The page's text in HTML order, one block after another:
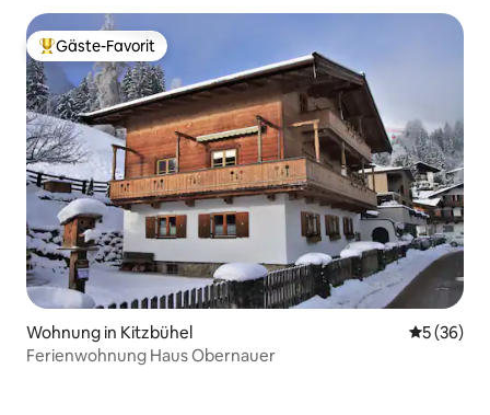
Beliebter Gäste-Favorit.
Gäste-Favorit
Wohnung in Kitzbühel
5 (36)
Ferienwohnung Haus Obernauer